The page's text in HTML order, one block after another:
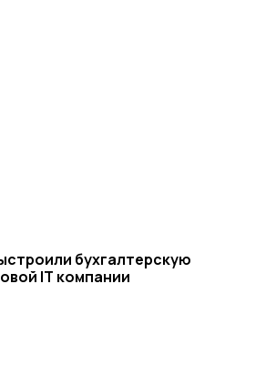
бухгалтерскую
IT компании